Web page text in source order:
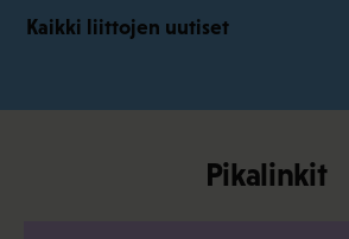
Kaikki liittojen uutiset
Pikalinkit